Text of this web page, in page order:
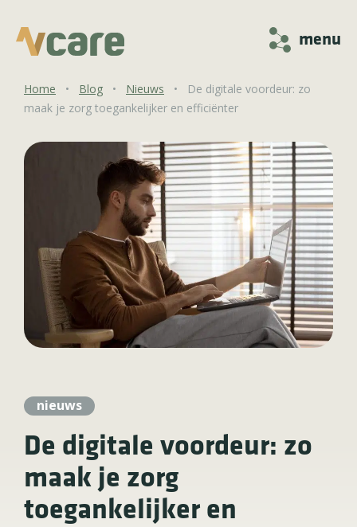
menu
Home • Blog • Nieuws •
De digitale voordeur: zo
maak je zorg toegankelijker en efficiënter
nieuws
De digitale voordeur: zo
maak je zorg
toegankelijker en